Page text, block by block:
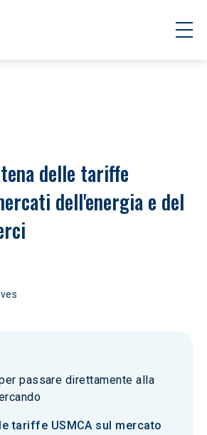
delle tariffe
dell'energia e del
passare direttamente alla
tariffe USMCA sul mercato